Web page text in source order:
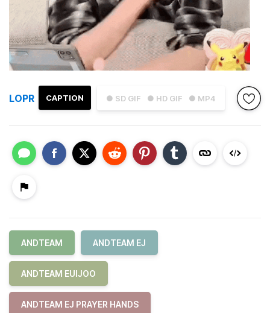
● SD GIF ● HD GIF ● MP4
CAPTION
LOPR
ANDTEAM ANDTEAM EJ
ANDTEAM EUIJOO
ANDTEAM EJ PRAYER HANDS